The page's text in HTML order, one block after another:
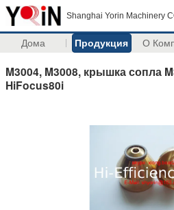
Shanghai Yorin Machinery
Дома Продукция О
M3004, M3008, крышка сопла
HiFocus80i